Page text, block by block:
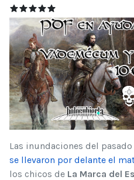
¡TODOS CON LA MARCA!
RATIO:5/5
Las inundaciones del
se llevaron por delante el
los chicos de La Marca del